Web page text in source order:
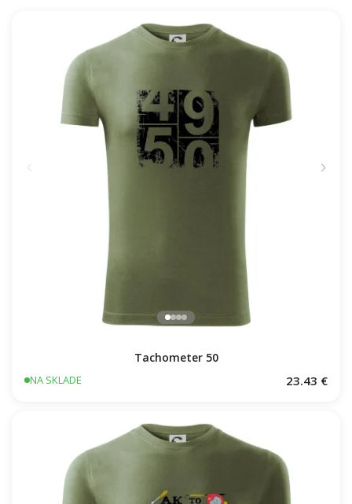
Tachometer 50
NA SKLADE 23.43 €